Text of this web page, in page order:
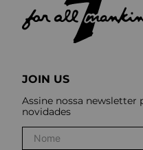
JOIN US
Assine nossa newsletter
novidades